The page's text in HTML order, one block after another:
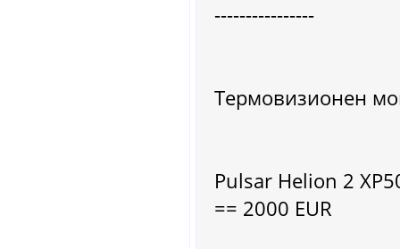
----------------
Термовизионен
Pulsar Helion 2
== 2000 EUR